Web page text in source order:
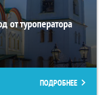
от туроператора
ПОДРОБНЕЕ